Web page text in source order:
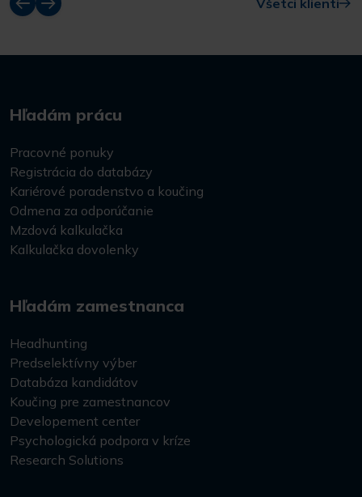
Všetci klienti
Hľadám prácu
Pracovné ponuky
Registrácia do databázy
Kariérové poradenstvo a koučing
Odmena za odporúčanie
Mzdová kalkulačka
Kalkulačka dovolenky
Hľadám zamestnanca
Headhunting
Predselektívny výber
Databáza kandidátov
Koučing pre zamestnancov
Developement center
Psychologická podpora v kríze
Research Solutions